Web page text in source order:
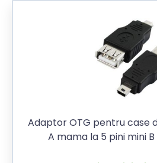
Adaptor OTG pentru case
A mama la 5 pini mini